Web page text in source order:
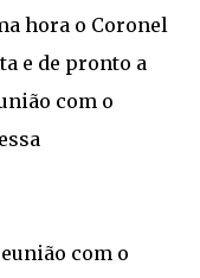
hora o Coronel
e de pronto a
com o
com o